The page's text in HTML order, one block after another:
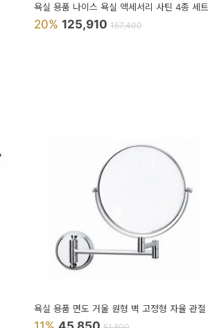
욕실 용품 나이스 욕실 액세서리 사틴 4종 세트
20% 125,910 157,400
욕실 용품 면도 거울 원형 벽 고정형 자율 관절